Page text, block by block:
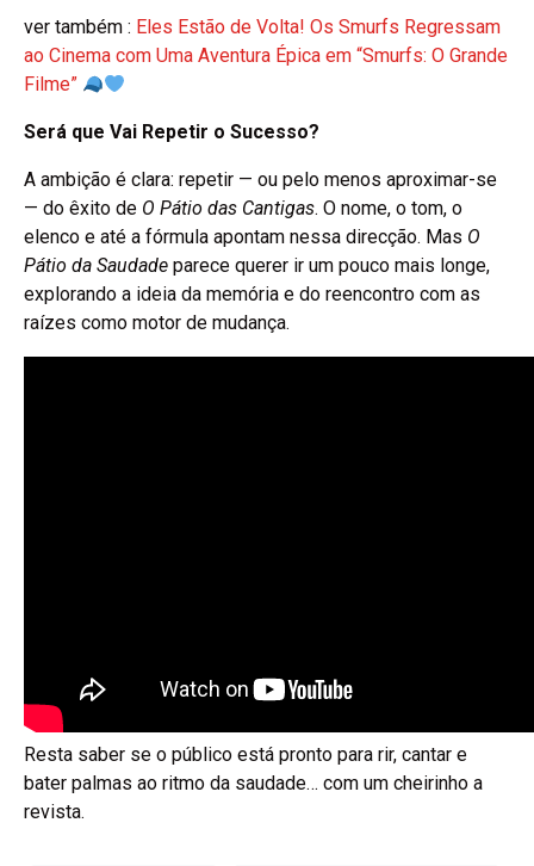
ver também : Eles Estão de Volta! Os Smurfs Regressam
ao Cinema com Uma Aventura Épica em “Smurfs: O Grande
Filme”
Será que Vai Repetir o Sucesso?
A ambição é clara: repetir — ou pelo menos aproximar-se
— do êxito de O Pátio das Cantigas. O nome, o tom, o
elenco e até a fórmula apontam nessa direcção. Mas O
Pátio da Saudade parece querer ir um pouco mais longe,
explorando a ideia da memória e do reencontro com as
raízes como motor de mudança.
Resta saber se o público está pronto para rir, cantar e
bater palmas ao ritmo da saudade… com um cheirinho a
revista.